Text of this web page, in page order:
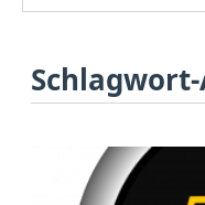
Schlagwort-